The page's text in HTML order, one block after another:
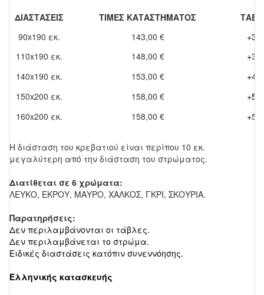
ΔΙΑΣΤΑΣΕΙΣ ΤΙΜΕΣ ΚΑΤΑΣΤΗΜΑΤΟΣ
90x190 εκ.
143,00 € +34
110x190 εκ.
148,00 € +38
140x190 εκ.
153,00 € +47
150x200 εκ.
158,00 € +50
160x200 εκ.
158,00 € +52
Η διάσταση του κρεβατιού είναι περίπου 10 εκ.
μεγαλύτερη από την διάσταση του στρώματος.
Διατίθεται σε 6 χρώματα:
ΛΕΥΚΟ, ΕΚΡΟΥ, ΜΑΥΡΟ, ΧΑΛΚΟΣ, ΓΚΡΙ, ΣΚΟΥΡΙΑ.
Παρατηρήσεις:
Δεν περιλαμβάνονται οι τάβλες.
Δεν περιλαμβάνεται το στρώμα.
Ειδικές διαστάσεις κατόπιν συνεννόησης.
Ελληνικής κατασκευής